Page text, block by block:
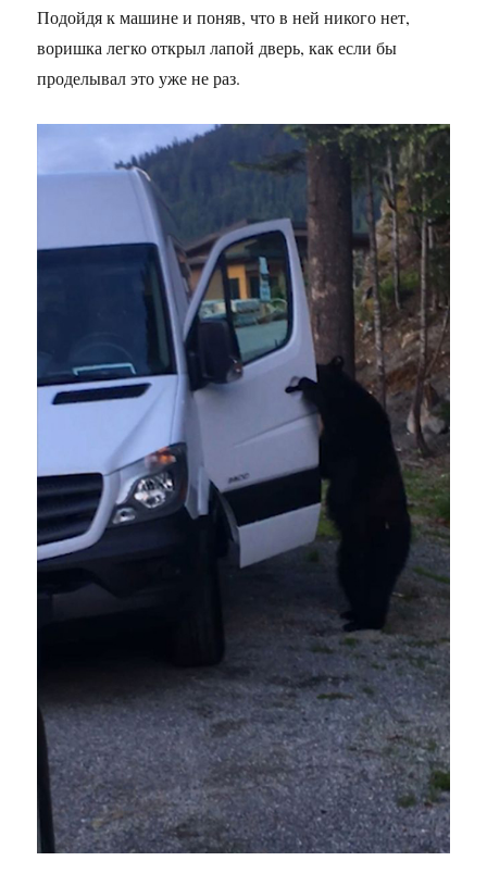
Подойдя к машине и поняв, что в ней никого нет,
воришка легко открыл лапой дверь, как если бы
проделывал это уже не раз.